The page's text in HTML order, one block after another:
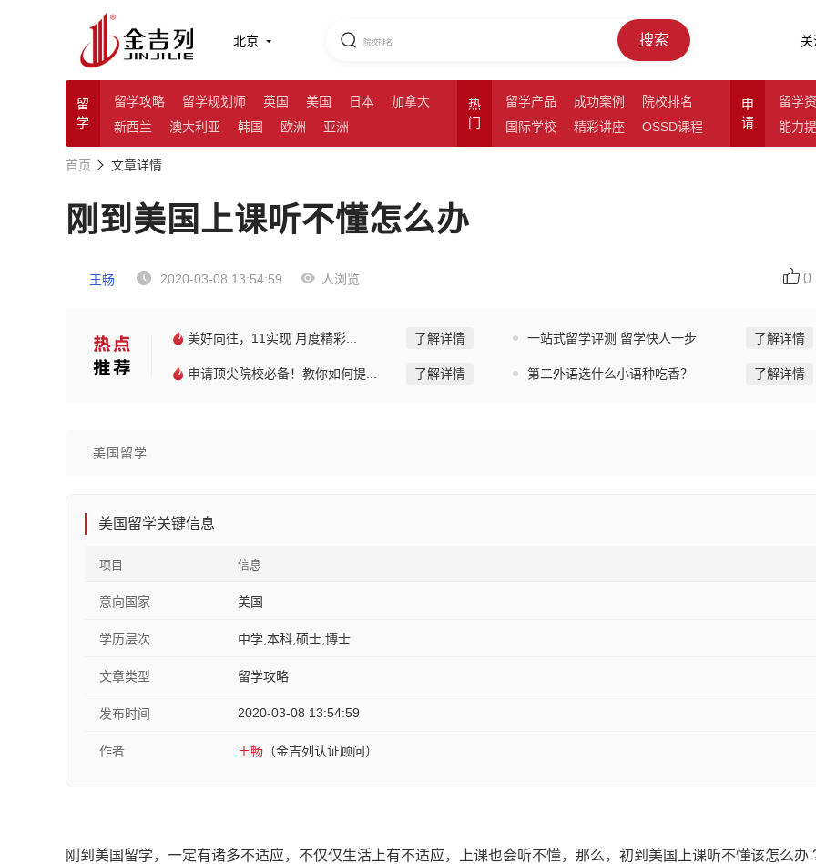
北京 搜索
留
学
留学攻略 留学规划师 英国 美国 日本
加拿大
新西兰
澳大利亚 韩国 欧洲 亚洲
热
门
留学产品 成功案例
院校排名
国际学校
精彩讲座 OSSD课程
申
请
留学
能力
首页 文章详情
刚到美国上课听不懂怎么办
王畅 2020-03-08 13:54:59 人浏览 0
美好向往，11实现 月度精彩... 了解详情 一站式留学评测 留学快人一步 了解详情
申请顶尖院校必备！教你如何提... 了解详情 第二外语选什么小语种吃香？ 了解详情
美国留学
美国留学关键信息
项目 信息
意向国家 美国
学历层次 中学,本科,硕士,博士
文章类型 留学攻略
发布时间 2020-03-08 13:54:59
作者 王畅 （金吉列认证顾问）
刚到美国留学，一定有诸多不适应，不仅仅生活上有不适应，上课也会听不懂，那么，初到美国上课听不懂该怎么办